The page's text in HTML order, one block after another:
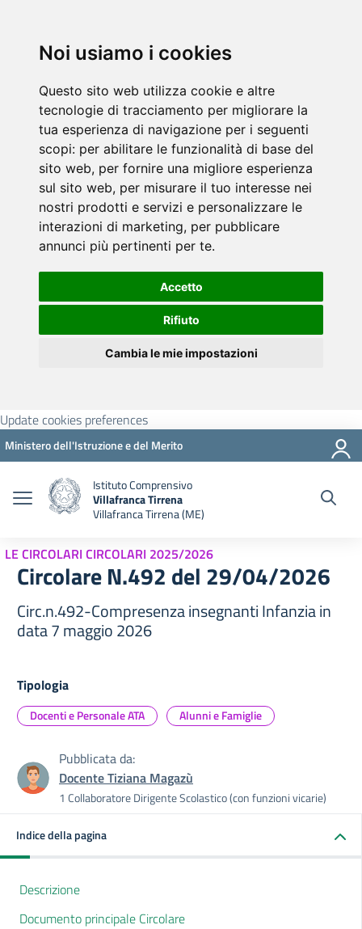
Noi usiamo i cookies
Questo sito web utilizza cookie e altre
tecnologie di tracciamento per migliorare la
tua esperienza di navigazione per i seguenti
scopi: per abilitare le funzionalità di base del
sito web, per fornire una migliore esperienza
sul sito web, per misurare il tuo interesse nei
nostri prodotti e servizi e personalizzare le
interazioni di marketing, per pubblicare
annunci più pertinenti per te.
Accetto
Rifiuto
Cambia le mie impostazioni
Update cookies preferences
Ministero dell'Istruzione e del Merito
Istituto Comprensivo
Villafranca Tirrena
Villafranca Tirrena (ME)
LE CIRCOLARI CIRCOLARI 2025/2026
Circolare N.492 del 29/04/2026
Circ.n.492-Compresenza insegnanti Infanzia in
data 7 maggio 2026
Tipologia
Docenti e Personale ATA Alunni e Famiglie
Pubblicata da:
Docente Tiziana Magazù
1 Collaboratore Dirigente Scolastico (con funzioni vicarie)
Indice della pagina
Descrizione
Documento principale Circolare